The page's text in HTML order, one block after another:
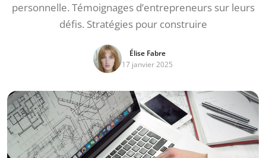
personnelle. Témoignages d’entrepreneurs sur leurs
défis. Stratégies pour construire
Élise Fabre
17 janvier 2025